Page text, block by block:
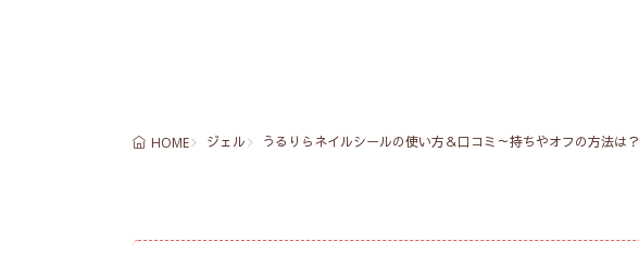
HOME ジェル うるりらネイルシールの使い方＆口コミ～持ちやオフの方法は？